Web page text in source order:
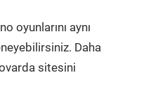
oyunlarını aynı
Daha
sitesini